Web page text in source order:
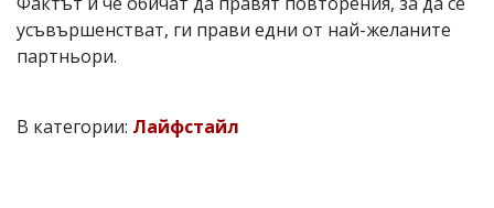
усъвършенстват, ги прави едни от най-желаните
партньори.
В категории: Лайфстайл